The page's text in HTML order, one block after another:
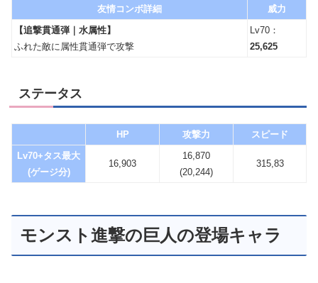
友情コンボ詳細
威力
【追撃貫通弾｜水属性】
ふれた敵に属性貫通弾で攻撃
Lv70：
25,625
ステータス
HP 攻撃力
スピード
Lv70+タス最大
(ゲージ分)
16,903
16,870
(20,244)
315,83
モンスト進撃の巨人の登場キャラ